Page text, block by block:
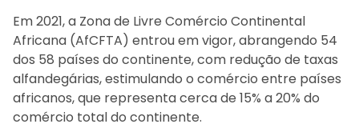
Em 2021, a Zona de Livre Comércio Continental
Africana (AfCFTA) entrou em vigor, abrangendo 54
dos 58 países do continente, com redução de taxas
alfandegárias, estimulando o comércio entre países
africanos, que representa cerca de 15% a 20% do
comércio total do continente.